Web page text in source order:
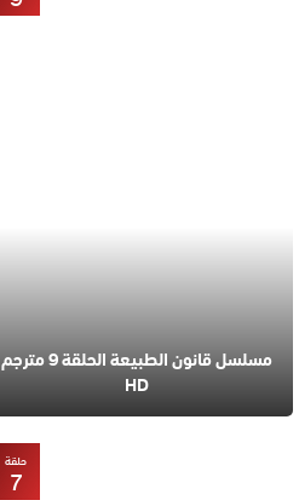
مسلسل قانون الطبيعة الحلقة 9 مترجم
HD
حلقة
7